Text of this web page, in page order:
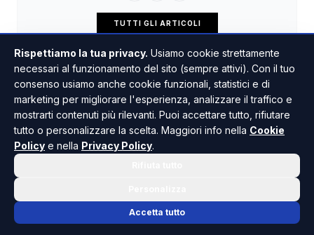
TUTTI GLI ARTICOLI
Rispettiamo la tua privacy. Usiamo cookie strettamente
necessari al funzionamento del sito (sempre attivi). Con il tuo
consenso usiamo anche cookie funzionali, statistici e di
marketing per migliorare l'esperienza, analizzare il traffico e
mostrarti contenuti più rilevanti. Puoi accettare tutto, rifiutare
tutto o personalizzare la scelta. Maggiori info nella Cookie
Policy e nella Privacy Policy.
Accetta tutto